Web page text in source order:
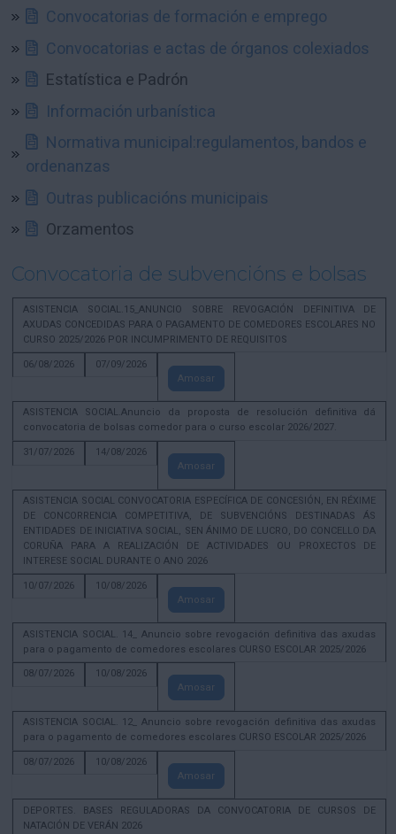
Convocatorias de formación e emprego
Convocatorias e actas de órganos colexiados
Estatística e Padrón
Información urbanística
Normativa municipal:regulamentos, bandos e
ordenanzas
Outras publicacións municipais
Orzamentos
Convocatoria de subvencións e bolsas
ASISTENCIA SOCIAL.15_ANUNCIO SOBRE REVOGACIÓN DEFINITIVA DE
AXUDAS CONCEDIDAS PARA O PAGAMENTO DE COMEDORES ESCOLARES NO
CURSO 2025/2026 POR INCUMPRIMENTO DE REQUISITOS
06/08/2026
07/09/2026
Amosar
ASISTENCIA SOCIAL.Anuncio da proposta de resolución definitiva dá
convocatoria de bolsas comedor para o curso escolar 2026/2027.
31/07/2026
14/08/2026
Amosar
ASISTENCIA SOCIAL CONVOCATORIA ESPECÍFICA DE CONCESIÓN, EN RÉXIME
DE CONCORRENCIA COMPETITIVA, DE SUBVENCIÓNS DESTINADAS ÁS
ENTIDADES DE INICIATIVA SOCIAL, SEN ÁNIMO DE LUCRO, DO CONCELLO DA
CORUÑA PARA A REALIZACIÓN DE ACTIVIDADES OU PROXECTOS DE
INTERESE SOCIAL DURANTE O ANO 2026
10/07/2026
10/08/2026
Amosar
ASISTENCIA SOCIAL. 14_ Anuncio sobre revogación definitiva das axudas
para o pagamento de comedores escolares CURSO ESCOLAR 2025/2026
08/07/2026
10/08/2026
Amosar
ASISTENCIA SOCIAL. 12_ Anuncio sobre revogación definitiva das axudas
para o pagamento de comedores escolares CURSO ESCOLAR 2025/2026
08/07/2026
10/08/2026
Amosar
DEPORTES. BASES REGULADORAS DA CONVOCATORIA DE CURSOS DE
NATACIÓN DE VERÁN 2026